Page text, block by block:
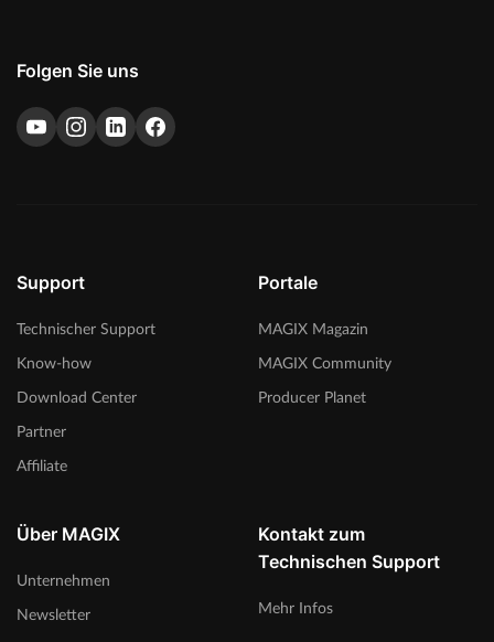
Folgen Sie uns
Support
Technischer Support
Know-how
Download Center
Partner
Affiliate
Portale
MAGIX Magazin
MAGIX Community
Producer Planet
Über MAGIX
Unternehmen
Newsletter
Kontakt zum
Technischen Support
Mehr Infos